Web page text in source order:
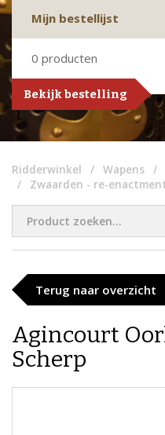
Mijn bestellijst
0 producten
Bekijk bestelling
Ridderwinkel Wapens
Zwaarden - re-
Terug naar overzicht
Agincourt
Scherp